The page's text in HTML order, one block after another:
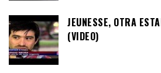
JEUNESSE, OTRA
(VIDEO)